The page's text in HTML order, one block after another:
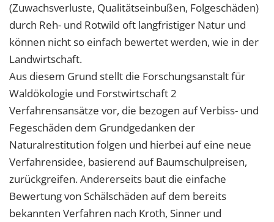
(Zuwachsverluste, Qualitätseinbußen, Folgeschäden)
durch Reh- und Rotwild oft langfristiger Natur und
können nicht so einfach bewertet werden, wie in der
Landwirtschaft.
Aus diesem Grund stellt die Forschungsanstalt für
Waldökologie und Forstwirtschaft 2
Verfahrensansätze vor, die bezogen auf Verbiss- und
Fegeschäden dem Grundgedanken der
Naturalrestitution folgen und hierbei auf eine neue
Verfahrensidee, basierend auf Baumschulpreisen,
zurückgreifen. Andererseits baut die einfache
Bewertung von Schälschäden auf dem bereits
bekannten Verfahren nach Kroth, Sinner und